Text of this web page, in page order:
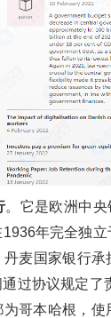
。它是欧洲中
年完全独
麦国家银行
过协议规定了
哥本哈根，使